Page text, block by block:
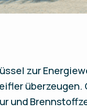
zur
und